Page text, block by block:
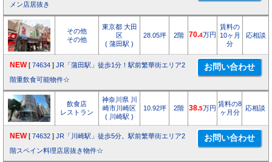
メン店居抜き
その他
その他
東京都 大田
区
( 蒲田駅 )
28.05坪 2階 70.4万円
賃料の
10ヶ月
分
応相談
NEW [ 74634 ] JR「蒲田駅」徒歩1分！駅前繁華街エリア2
階重飲食可能物件☆
飲食店
レストラン
神奈川県 川
崎市川崎区
( 川崎駅 )
10.92坪 2階 38.5万円
賃料の8
ヶ月分
応相談
NEW [ 74632 ] JR「川崎駅」徒歩5分。駅前繁華街エリア2
階スペイン料理店居抜き物件☆